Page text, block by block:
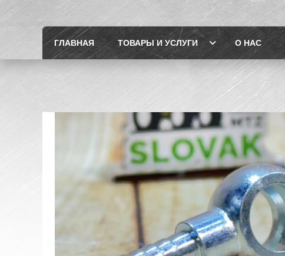
ГЛАВНАЯ ТОВАРЫ И УСЛУГИ О НАС